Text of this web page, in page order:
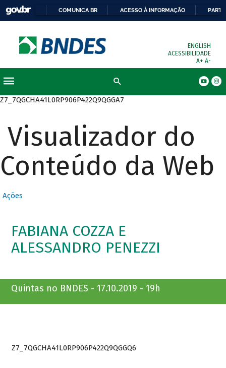
COMUNICA BR ACESSO À INFORMAÇÃO
ENGLISH
ACESSIBILIDADE
A+ A-
Z7_7QGCHA41L0RP906P422Q9QGGA7
Visualizador do
Conteúdo da Web
Ações
FABIANA COZZA E
ALESSANDRO PENEZZI
Quintas no BNDES - 17.10.2019 - 19h
Z7_7QGCHA41L0RP906P422Q9QGGQ6